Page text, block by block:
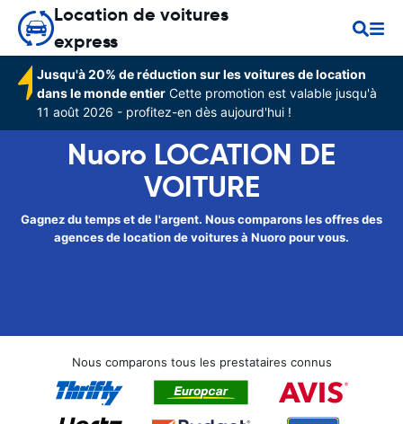
Location de voitures
express
Jusqu'à 20% de réduction sur les voitures de location
dans le monde entier Cette promotion est valable jusqu'à
11 août 2026 - profitez-en dès aujourd'hui !
Nuoro LOCATION DE
VOITURE
Gagnez du temps et de l'argent. Nous comparons les offres des
agences de location de voitures à Nuoro pour vous.
Nous comparons tous les prestataires connus